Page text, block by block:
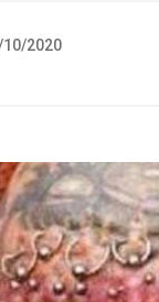
10/2020